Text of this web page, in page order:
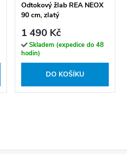
Odtokový žlab REA NEOX
90 cm, zlatý
1 490 Kč
Skladem (expedice do 48
hodin)
DO KOŠÍKU